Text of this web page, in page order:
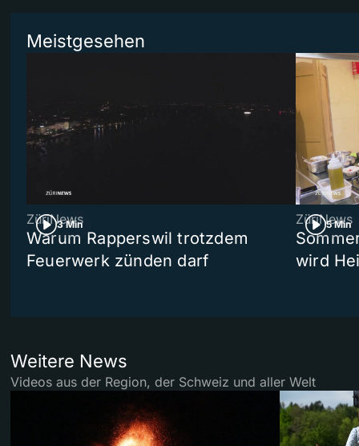
Meistgesehen
3 Min
ZüriNews
Warum Rapperswil trotzdem
Feuerwerk zünden darf
5 Min
ZüriNews
wird
Weitere News
Videos aus der Region, der Schweiz und aller Welt